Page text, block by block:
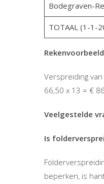
Bodegraven-
TOTAAL (1-1-
Rekenvoorbeeld
Verspreiding
66,50 x 13 = €
Veelgestelde
Is
beperken, is